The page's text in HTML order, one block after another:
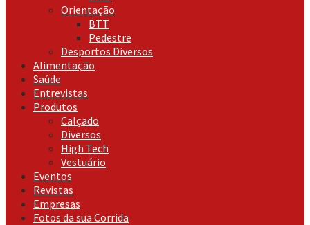
Orientação
BTT
Pedestre
Desportos Diversos
Alimentação
Saúde
Entrevistas
Produtos
Calçado
Diversos
High Tech
Vestuário
Eventos
Revistas
Empresas
Fotos da sua Corrida